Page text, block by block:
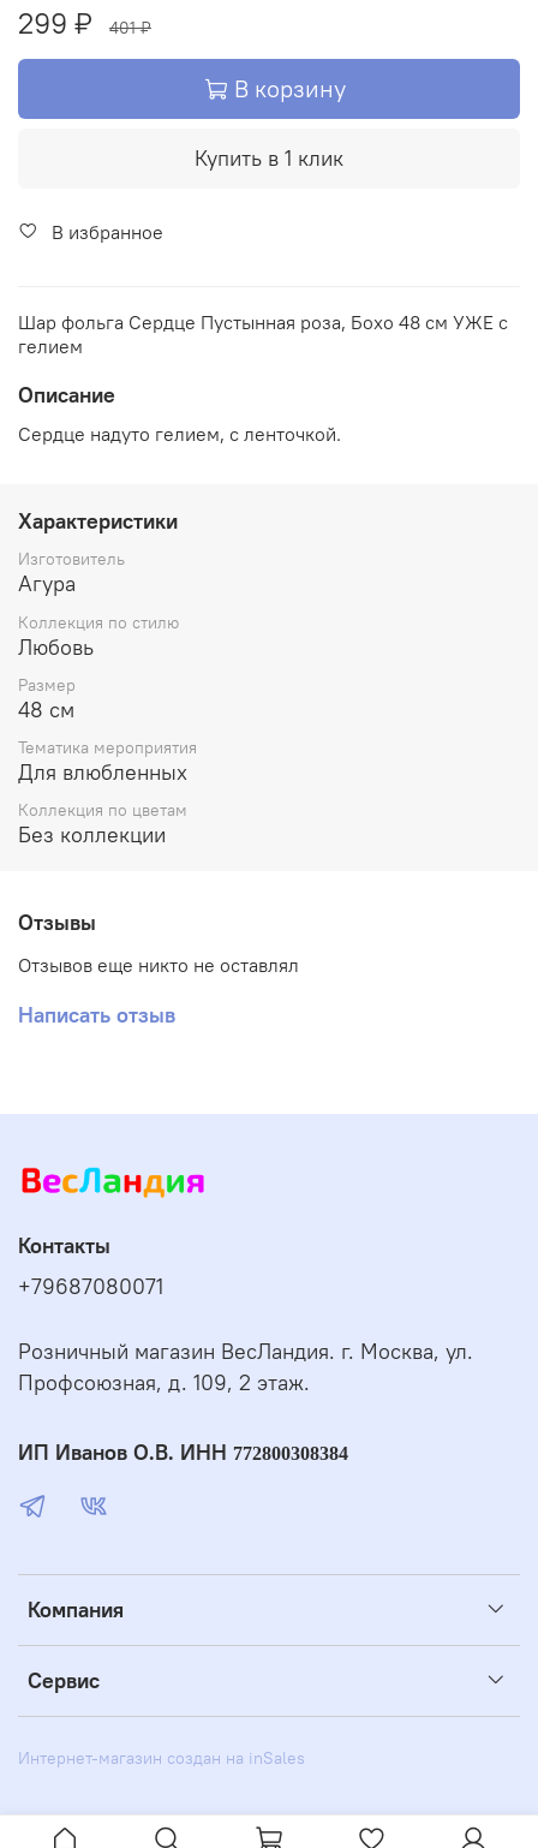
299 ₽ 401 ₽
В корзину
Купить в 1 клик
В избранное
Шар фольга Сердце Пустынная роза, Бохо 48 см УЖЕ с
гелием
Описание
Сердце надуто гелием, с ленточкой.
Характеристики
Изготовитель
Агура
Коллекция по стилю
Любовь
Размер
48 см
Тематика мероприятия
Для влюбленных
Коллекция по цветам
Без коллекции
Отзывы
Отзывов еще никто не оставлял
Написать отзыв
Компания
Сервис
Контакты
+79687080071
Розничный магазин ВесЛандия. г. Москва, ул.
Профсоюзная, д. 109, 2 этаж.
ИП Иванов О.В. ИНН 772800308384
Интернет-магазин создан на inSales